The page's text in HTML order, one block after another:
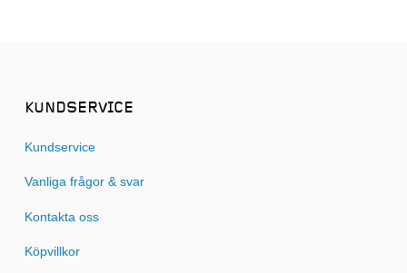
KUNDSERVICE
Kundservice
Vanliga frågor & svar
Kontakta oss
Köpvillkor